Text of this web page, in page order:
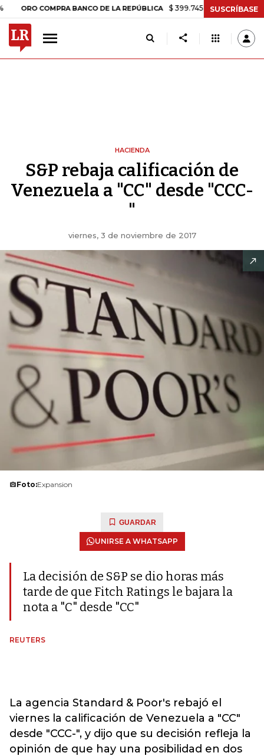
COMPRA BANCO DE LA REPÚBLICA $ 399.745,16 +$ 2.295,71 +0,58%
SUSCRÍBASE
HACIENDA
S&P rebaja calificación de
Venezuela a "CC" desde "CCC-
"
viernes, 3 de noviembre de 2017
Foto:Expansion
GUARDAR
UNIRSE A WHATSAPP
La decisión de S&P se dio horas más
tarde de que Fitch Ratings le bajara la
nota a "C" desde "CC"
REUTERS
La agencia Standard & Poor's rebajó el
viernes la calificación de Venezuela a "CC"
desde "CCC-", y dijo que su decisión refleja la
opinión de que hay una posibilidad en dos